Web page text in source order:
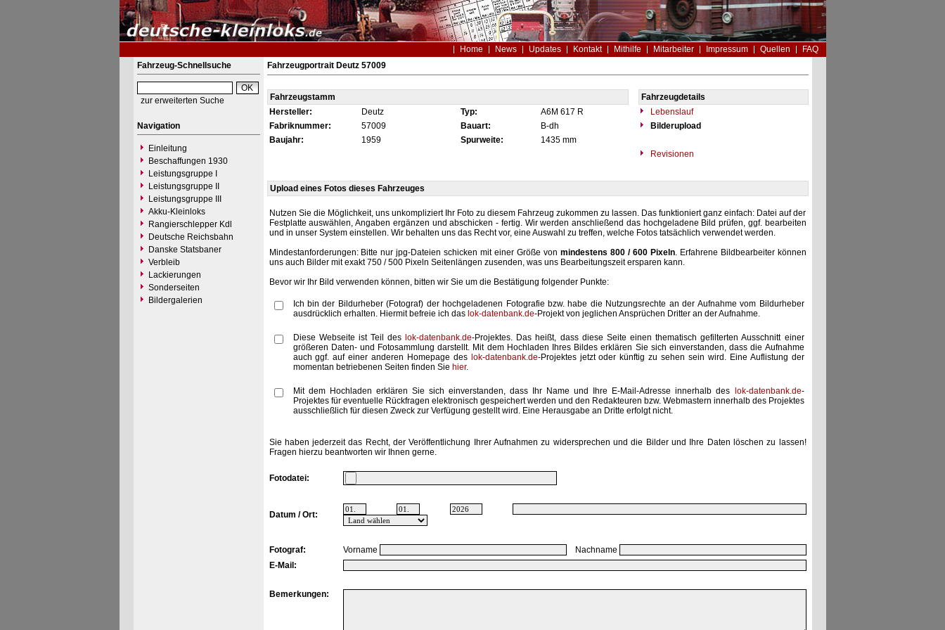
Home News Updates Kontakt Mithilfe Mitarbeiter Impressum Quellen
FAQ
Fahrzeug-Schnellsuche
zur erweiterten Suche
Navigation
Einleitung
Beschaffungen 1930
Leistungsgruppe I
Leistungsgruppe II
Leistungsgruppe III
Akku-Kleinloks
Rangierschlepper Kdl
Deutsche Reichsbahn
Danske Statsbaner
Verbleib
Lackierungen
Sonderseiten
Bildergalerien
Fahrzeugportrait Deutz 57009
Fahrzeugstamm
Fahrzeugdetails
Hersteller:
Deutz Typ: A6M 617 R
Lebenslauf
Fabriknummer:
57009 Bauart: B-dh
Bilderupload
Baujahr:
1959 Spurweite:
1435 mm
Revisionen
Upload eines Fotos dieses Fahrzeuges
Nutzen Sie die Möglichkeit, uns unkompliziert Ihr Foto zu diesem Fahrzeug zukommen zu lassen. Das funktioniert ganz einfach: Datei auf der
Festplatte auswählen, Angaben ergänzen und abschicken - fertig. Wir werden anschließend das hochgeladene Bild prüfen, ggf. bearbeiten
und in unser System einstellen. Wir behalten uns das Recht vor, eine Auswahl zu treffen, welche Fotos tatsächlich verwendet werden.
Mindestanforderungen: Bitte nur jpg-Dateien schicken mit einer Größe von mindestens 800 / 600 Pixeln. Erfahrene Bildbearbeiter können
uns auch Bilder mit exakt 750 / 500 Pixeln Seitenlängen zusenden, was uns Bearbeitungszeit ersparen kann.
Bevor wir Ihr Bild verwenden können, bitten wir Sie um die Bestätigung folgender Punkte:
Ich bin der Bildurheber (Fotograf) der hochgeladenen Fotografie bzw. habe die Nutzungsrechte an der Aufnahme vom Bildurheber
ausdrücklich erhalten. Hiermit befreie ich das lok-datenbank.de-Projekt von jeglichen Ansprüchen Dritter an der Aufnahme.
Diese Webseite ist Teil des lok-datenbank.de-Projektes. Das heißt, dass diese Seite einen thematisch gefilterten Ausschnitt einer
größeren Daten- und Fotosammlung darstellt. Mit dem Hochladen Ihres Bildes erklären Sie sich einverstanden, dass die Aufnahme
auch ggf. auf einer anderen Homepage des lok-datenbank.de-Projektes jetzt oder künftig zu sehen sein wird. Eine Auflistung der
momentan betriebenen Seiten finden Sie hier.
Mit dem Hochladen erklären Sie sich einverstanden, dass Ihr Name und Ihre E-Mail-Adresse innerhalb des lok-datenbank.de-
Projektes für eventuelle Rückfragen elektronisch gespeichert werden und den Redakteuren bzw. Webmastern innerhalb des Projektes
ausschließlich für diesen Zweck zur Verfügung gestellt wird. Eine Herausgabe an Dritte erfolgt nicht.
Sie haben jederzeit das Recht, der Veröffentlichung Ihrer Aufnahmen zu widersprechen und die Bilder und Ihre Daten löschen zu lassen!
Fragen hierzu beantworten wir Ihnen gerne.
Fotodatei:
Datum / Ort:
Fotograf: Vorname
Nachname
E-Mail:
Bemerkungen: